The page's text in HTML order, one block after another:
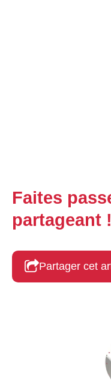
Faites
partageant !
Partager cet